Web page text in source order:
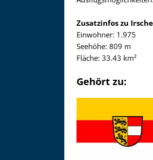
Zusatzinfos zu
Einwohner: 1.975
Seehöhe: 809 m
Fläche: 33.43 km²
Gehört zu: